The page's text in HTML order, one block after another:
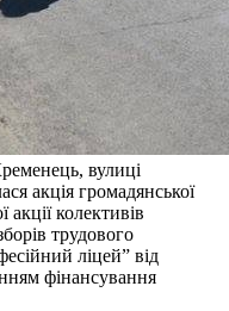
вулиці
акція громадянської
акції колективів
трудового
ліцей” від
фінансування